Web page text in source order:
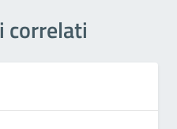
correlati